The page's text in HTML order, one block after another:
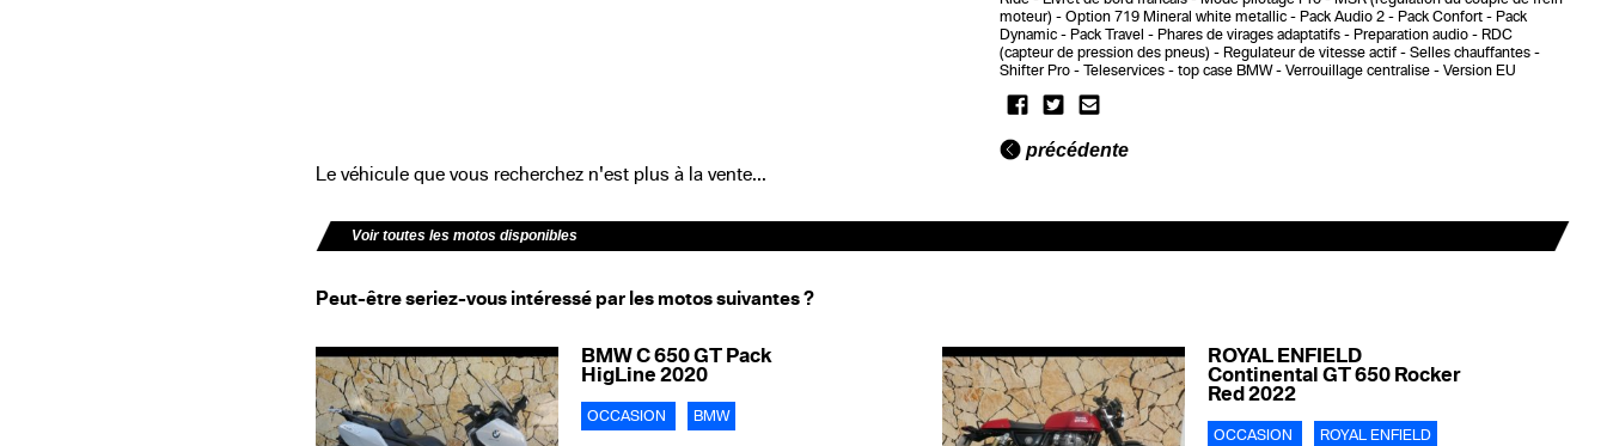
moteur)
Option 719 Mineral white metallic Pack Audio 2 Pack Confort
Pack
Dynamic
Pack Travel Phares de virages adaptatifs Preparation audio
RDC
(capteur de pression des pneus)
Regulateur de vitesse actif
Selles chauffantes
Shifter Pro
Teleservices top case BMW Verrouillage centralise Version EU
précédente
Le véhicule que vous recherchez n'est plus à la vente...
Voir toutes les motos disponibles
Peut-être seriez-vous intéressé par les motos suivantes ?
BMW C 650 GT Pack
HigLine 2020
OCCASION BMW
ROYAL ENFIELD
Continental GT 650 Rocker
Red 2022
OCCASION ROYAL ENFIELD